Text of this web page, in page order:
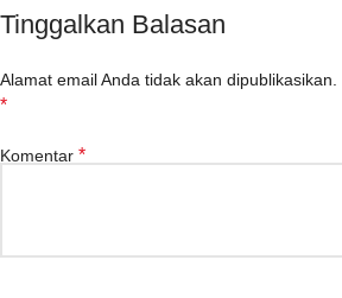
Tinggalkan Balasan
Alamat email Anda tidak akan dipublikasikan.
*
Komentar *